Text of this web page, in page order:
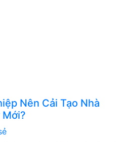
Nên Cải Tạo Nhà
Mới?